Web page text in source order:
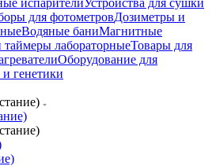
для фотометровДозиметры и
Водяные баниМагнитные
лабораторныеТовары для
Оборудование для
генетики